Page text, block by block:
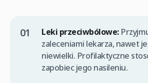
Leki przeciwbólowe:
zaleceniami lekarza, nawet
niewielki. Profilaktyczne
zapobiec jego nasileniu.